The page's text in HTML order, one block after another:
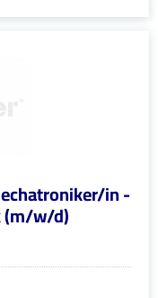
in -
(m/w/d)